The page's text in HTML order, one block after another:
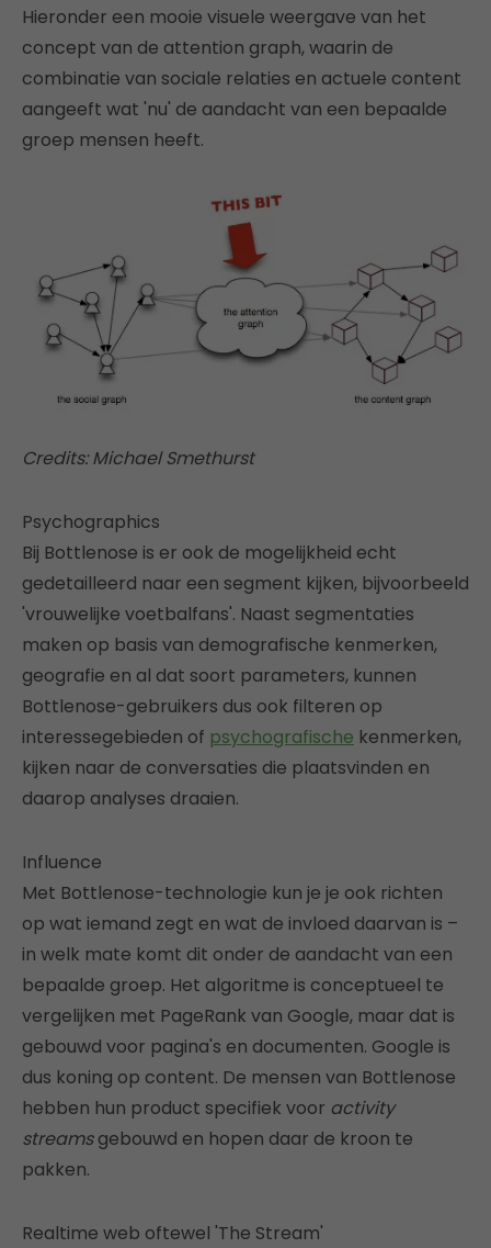
Hieronder een mooie visuele weergave van het
concept van de attention graph, waarin de
combinatie van sociale relaties en actuele content
aangeeft wat 'nu' de aandacht van een bepaalde
groep mensen heeft.
Credits: Michael Smethurst
Psychographics
Bij Bottlenose is er ook de mogelijkheid echt
gedetailleerd naar een segment kijken, bijvoorbeeld
'vrouwelijke voetbalfans'. Naast segmentaties
maken op basis van demografische kenmerken,
geografie en al dat soort parameters, kunnen
Bottlenose-gebruikers dus ook filteren op
interessegebieden of psychografische kenmerken,
kijken naar de conversaties die plaatsvinden en
daarop analyses draaien.
Influence
Met Bottlenose-technologie kun je je ook richten
op wat iemand zegt en wat de invloed daarvan is –
in welk mate komt dit onder de aandacht van een
bepaalde groep. Het algoritme is conceptueel te
vergelijken met PageRank van Google, maar dat is
gebouwd voor pagina's en documenten. Google is
dus koning op content. De mensen van Bottlenose
hebben hun product specifiek voor activity
streamsgebouwd en hopen daar de kroon te
pakken.
Realtime web oftewel 'The Stream'